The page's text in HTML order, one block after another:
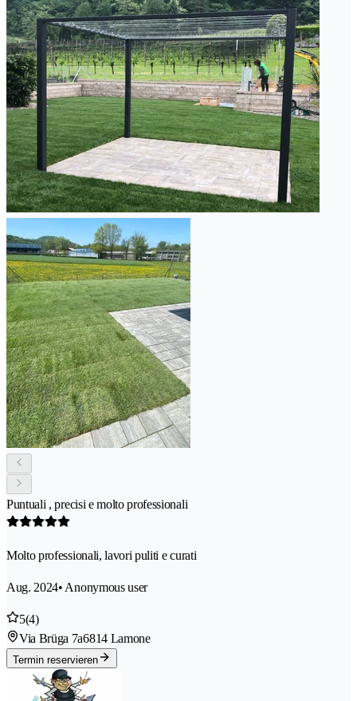
Puntuali , precisi e molto professionali
Molto professionali, lavori puliti e curati
Aug. 2024• Anonymous user
5(4)
Via Brüga 7a6814 Lamone
Termin reservieren